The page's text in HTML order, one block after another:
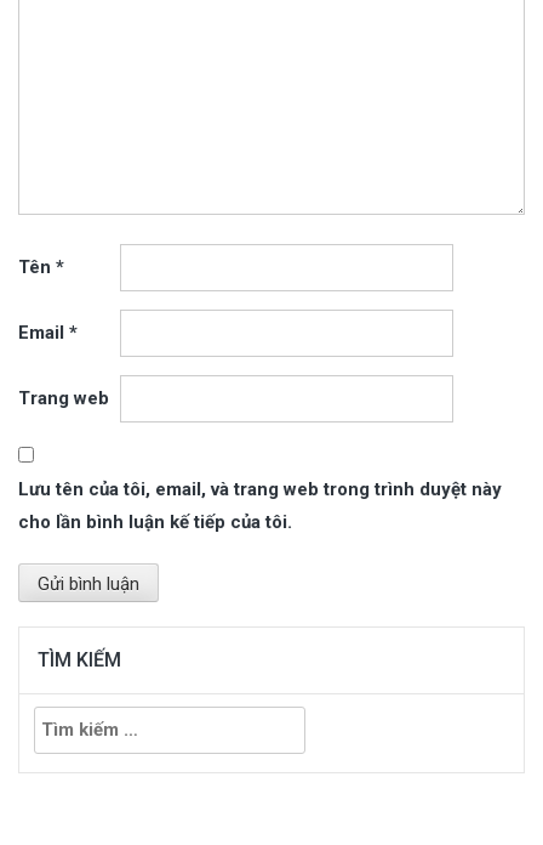
Tên *
Email *
Trang web
Lưu tên của tôi, email, và trang web trong trình duyệt này
cho lần bình luận kế tiếp của tôi.
TÌM KIẾM
Tìm
kiếm
cho: